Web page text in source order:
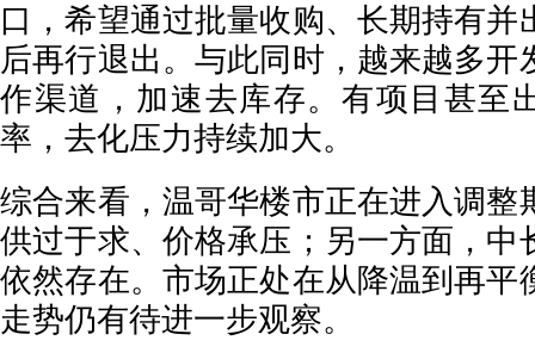
口，希望通过批量收购、长期持有并
后再行退出。与此同时，越来越多开
作渠道，加速去库存。有项目甚至
率，去化压力持续加大。
综合来看，温哥华楼市正在进入调整
供过于求、价格承压；另一方面，中
依然存在。市场正处在从降温到再平
走势仍有待进一步观察。